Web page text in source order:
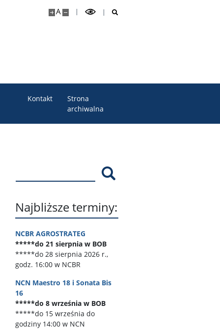
A
Kontakt
Strona
archiwalna
Szukaj
Najbliższe terminy:
NCBR AGROSTRATEG
*****do 21 sierpnia w BOB
*****do 28 sierpnia 2026 r.,
godz. 16:00 w NCBR
NCN Maestro 18 i Sonata Bis
16
*****do 8 września w BOB
*****do 15 września do
godziny 14:00 w NCN